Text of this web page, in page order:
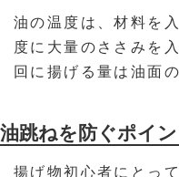
油の温度は、材料を
度に大量のささみを
回に揚げる量は油面
油跳ねを防ぐポイ
揚げ物初心者にとっ